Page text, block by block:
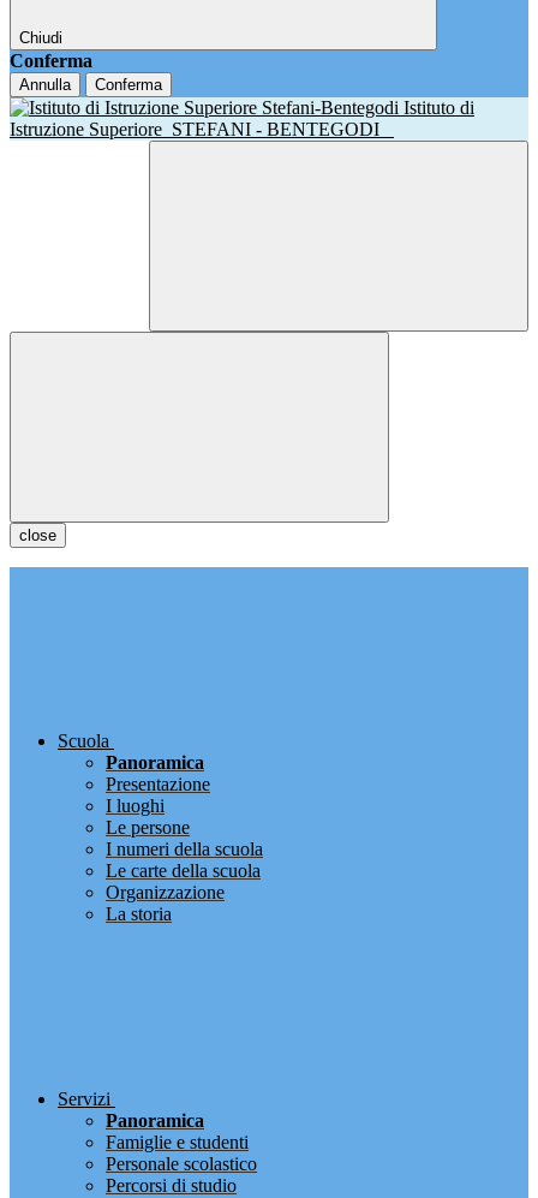
Chiudi
Conferma
Annulla Conferma
Istituto di
Istruzione Superiore STEFANI - BENTEGODI
close
Scuola
Panoramica
Presentazione
I luoghi
Le persone
I numeri della scuola
Le carte della scuola
Organizzazione
La storia
Servizi
Panoramica
Famiglie e studenti
Personale scolastico
Percorsi di studio